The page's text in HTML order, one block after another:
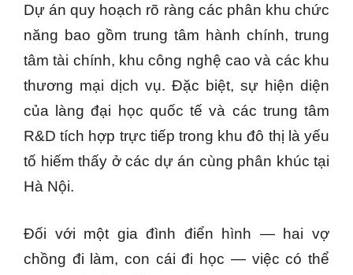
Dự án quy hoạch rõ ràng các phân khu chức
năng bao gồm trung tâm hành chính, trung
tâm tài chính, khu công nghệ cao và các khu
thương mại dịch vụ. Đặc biệt, sự hiện diện
của làng đại học quốc tế và các trung tâm
R&D tích hợp trực tiếp trong khu đô thị là yếu
tố hiếm thấy ở các dự án cùng phân khúc tại
Hà Nội.
Đối với một gia đình điển hình — hai vợ
chồng đi làm, con cái đi học — việc có thể